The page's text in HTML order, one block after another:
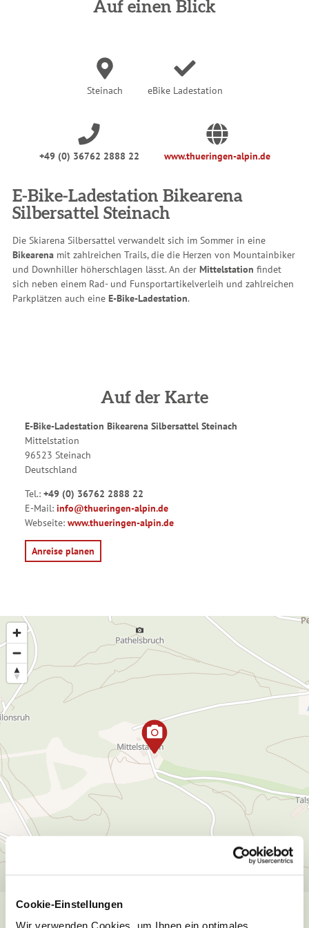
Cookie-Einstellungen
Wir verwenden Cookies, um Ihnen ein optimales
Auf einen Blick
Steinach eBike Ladestation
+49 (0) 36762 2888 22 www.thueringen-alpin.de
E-Bike-Ladestation Bikearena
Silbersattel Steinach
Die Skiarena Silbersattel verwandelt sich im Sommer in eine
Bikearena mit zahlreichen Trails, die die Herzen von Mountainbiker
und Downhiller höherschlagen lässt.An der Mittelstation findet
sich neben einem Rad- und Funsportartikelverleih und zahlreichen
Parkplätzen auch eine E-Bike-Ladestation.
Auf der Karte
E-Bike-Ladestation Bikearena Silbersattel Steinach
Mittelstation
96523 Steinach
Deutschland
Tel.: +49 (0) 36762 2888 22
E-Mail: info@thueringen-alpin.de
Webseite: www.thueringen-alpin.de
Anreise planen